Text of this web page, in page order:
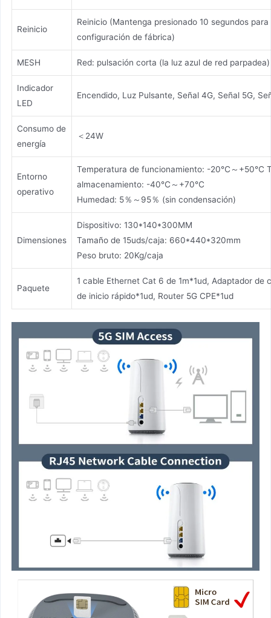
Reinicio
Reinicio (Mantenga presionado 10 segundos
configuración de fábrica)
MESH Red: pulsación corta (la luz azul de red parpadea)
Indicador
LED
Encendido, Luz Pulsante, Señal 4G, Señal 5G,
Consumo de
energía
＜24W
Entorno
operativo
Temperatura de funcionamiento: -20℃～+50℃
almacenamiento: -40℃～+70℃
Humedad: 5％～95％ (sin condensación)
Dimensiones
Dispositivo: 130*140*300MM
Tamaño de 15uds/caja: 660*440*320mm
Peso bruto: 20Kg/caja
Paquete
1 cable Ethernet Cat 6 de 1m*1ud, Adaptador de
de inicio rápido*1ud, Router 5G CPE*1ud